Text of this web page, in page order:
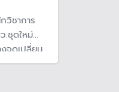
วิชาการ
.ชุดใหม่
งจุดเปลี่ยน
ญฉบับใหม่